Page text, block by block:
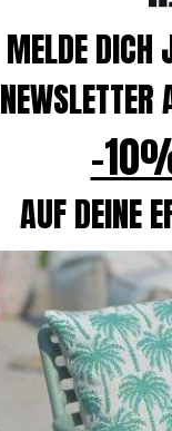
MELDE DICH
NEWSLETTER
-
AUF DEINE